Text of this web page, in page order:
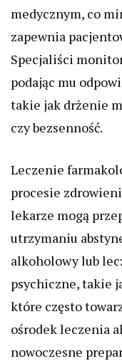
medycznym, co
zapewnia
Specjaliści
podając mu
takie jak drżenie
czy bezsenność.
Leczenie
procesie
lekarze mogą
utrzymaniu
alkoholowy lub
psychiczne, takie
które często
ośrodek leczenia
nowoczesne